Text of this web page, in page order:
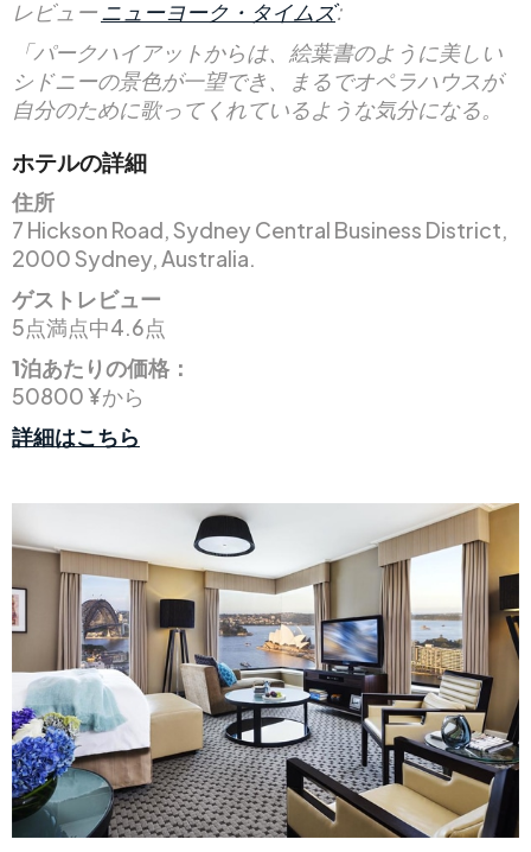
レビュー ニューヨーク・タイムズ:
「パークハイアットからは、絵葉書のように美しい
シドニーの景色が一望でき、まるでオペラハウスが
自分のために歌ってくれているような気分になる。
ホテルの詳細
住所
7 Hickson Road, Sydney Central Business District,
2000 Sydney, Australia.
ゲストレビュー
5点満点中4.6点
1泊あたりの価格：
50800 ¥から
詳細はこちら